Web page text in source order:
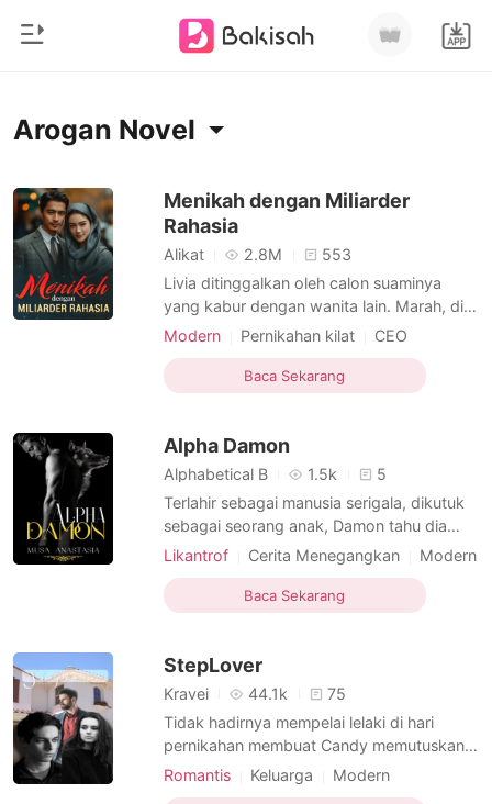
Riwayat Membaca
Keluar
Unduh Aplikasi
Beranda
Modern
Romantis
Cerita pendek
Siklus
Cerita Pilihan
Arogan Novel
Menikah dengan Miliarder
Rahasia
Alikat 2.8M
553
Livia ditinggalkan oleh calon suaminya
yang kabur dengan wanita lain. Marah, dia
menarik orang asing dan berkata, "Ayo
dorongan hati, terlambat menyadari bahwa
suami barunya adalah si bajingan terkenal,
bahkan mantannya yang me
Modern Pernikahan kilat
CEO
Identitas Ganda
Arogan Dominan
Baca Sekarang
Alpha Damon
Alphabetical B 1.5k
5
Terlahir sebagai manusia serigala, dikutuk
sebagai seorang anak, Damon tahu dia
berbeda bahkan sebelum dia berusia
untuk bergaul dengan anak-anak
seusianya oleh ayahnya, tetapi itu tidak
Likantrof Cerita Menegangkan
Modern
Cinta Sejati
Arogan Berani
Baca Sekarang
StepLover
Kravei 44.1k
75
Tidak hadirnya mempelai lelaki di hari
pernikahan membuat Candy memutuskan
untuk menikahi Robert yang berstatus
Romantis Keluarga
Modern